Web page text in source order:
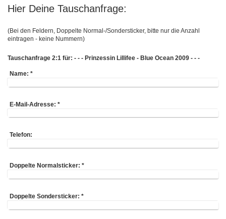
Hier Deine Tauschanfrage:
(Bei den Feldern, Doppelte Normal-/Sondersticker, bitte nur die Anzahl
eintragen - keine Nummern)
Tauschanfrage 2:1 für: - - - Prinzessin Lillifee - Blue Ocean 2009 - - -
Name: *
E-Mail-Adresse: *
Telefon:
Doppelte Normalsticker: *
Doppelte Sondersticker: *